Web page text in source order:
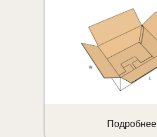
Подробнее